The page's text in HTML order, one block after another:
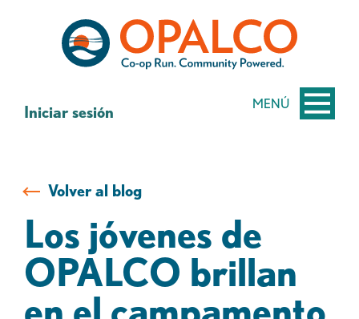
contenido
MENÚ
Iniciar sesión
Volver al blog
Los jóvenes de
OPALCO brillan
en el campamento